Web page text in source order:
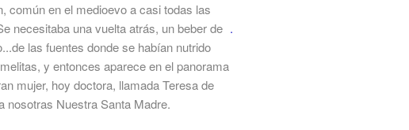
común en el medioevo a casi todas las
necesitaba una vuelta atrás, un beber de
las fuentes donde se habían nutrido
y entonces aparece en el panorama
mujer, hoy doctora, llamada Teresa de
nosotras Nuestra Santa Madre.
.